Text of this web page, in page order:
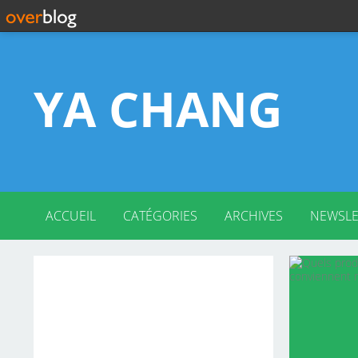
YA CHANG
ACCUEIL CATÉGORIES ARCHIVES
2026